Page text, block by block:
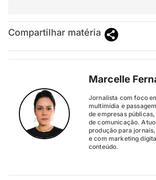
Compartilhar matéria
Marcelle
Jornalista com foco
multimídia e
de empresas
de comunicação.
produção para
e com marketing
conteúdo.